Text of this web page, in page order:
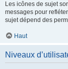
Les icônes de sujet
messages pour
sujet dépend des
Haut
Niveaux